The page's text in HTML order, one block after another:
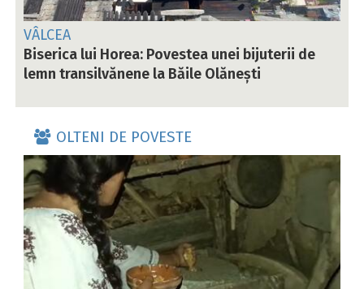
VÂLCEA
Biserica lui Horea: Povestea unei bijuterii de
lemn transilvănene la Băile Olănești
OLTENI DE POVESTE